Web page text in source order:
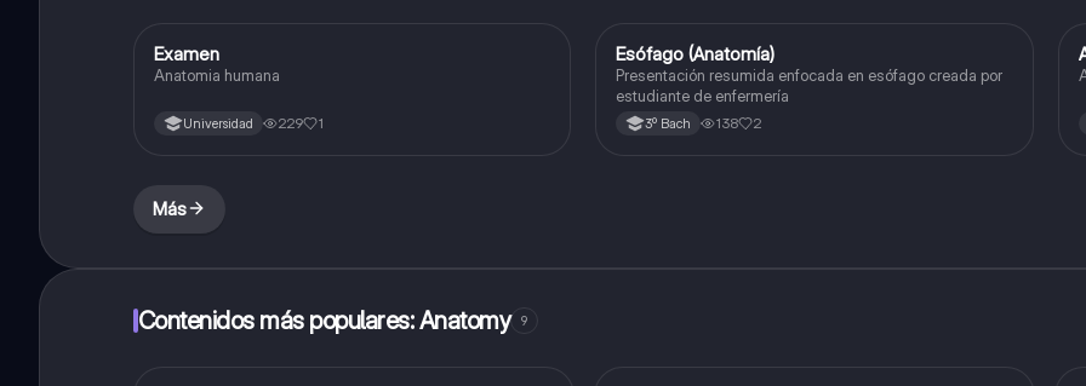
Biología
Examen
Anatomia humana
Universidad 229 1
Biología
Esófago (Anatomía)
Presentación resumida enfocada en esófago creada por
estudiante de enfermería
3º Bach 138 2
Más
Contenidos más populares: Anatomy 9